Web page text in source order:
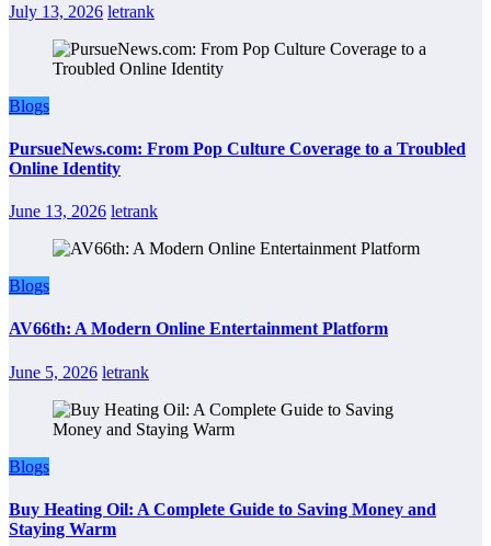
July 13, 2026 letrank
Blogs
PursueNews.com: From Pop Culture Coverage to a Troubled
Online Identity
June 13, 2026 letrank
Blogs
AV66th: A Modern Online Entertainment Platform
June 5, 2026 letrank
Blogs
Buy Heating Oil: A Complete Guide to Saving Money and
Staying Warm